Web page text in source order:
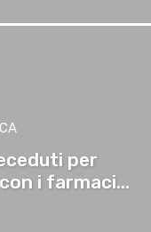
per
i farmaci...